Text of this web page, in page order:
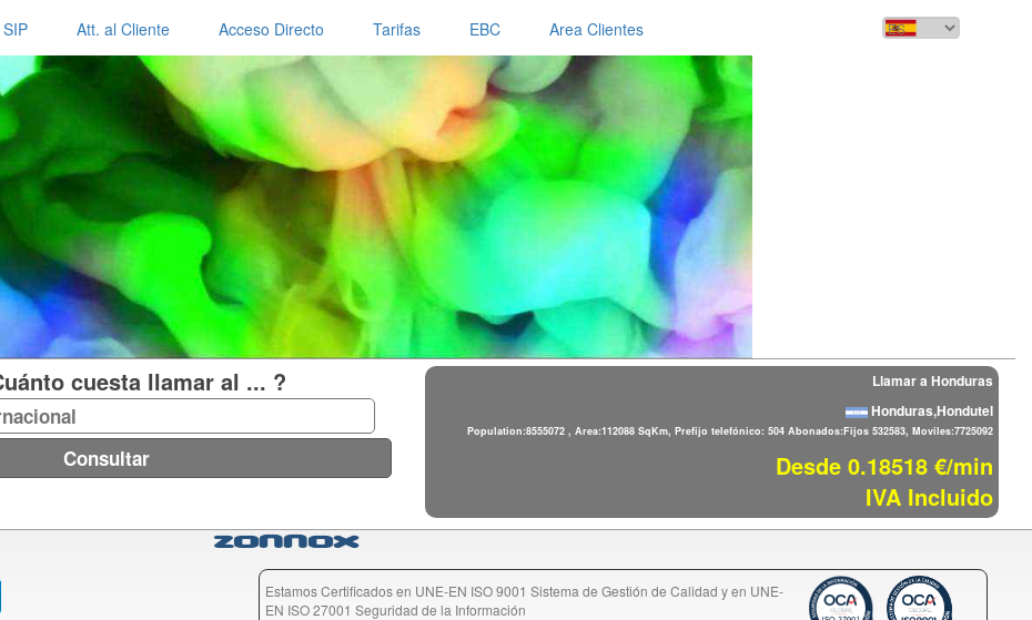
Att. al Cliente Acceso Directo Tarifas EBC Area Clientes
cuesta llamar al ... ?
Llamar a Honduras
Honduras,Hondutel
Population:8555072 , Area:112088 SqKm, Prefijo telefónico: 504 Abonados:Fijos 532583, Moviles:7725092
Desde 0.18518 €/min
IVA Incluido
Zonnox
Estamos Certificados en UNE-EN ISO 9001 Sistema de Gestión de Calidad y en UNE-
EN ISO 27001 Seguridad de la Información